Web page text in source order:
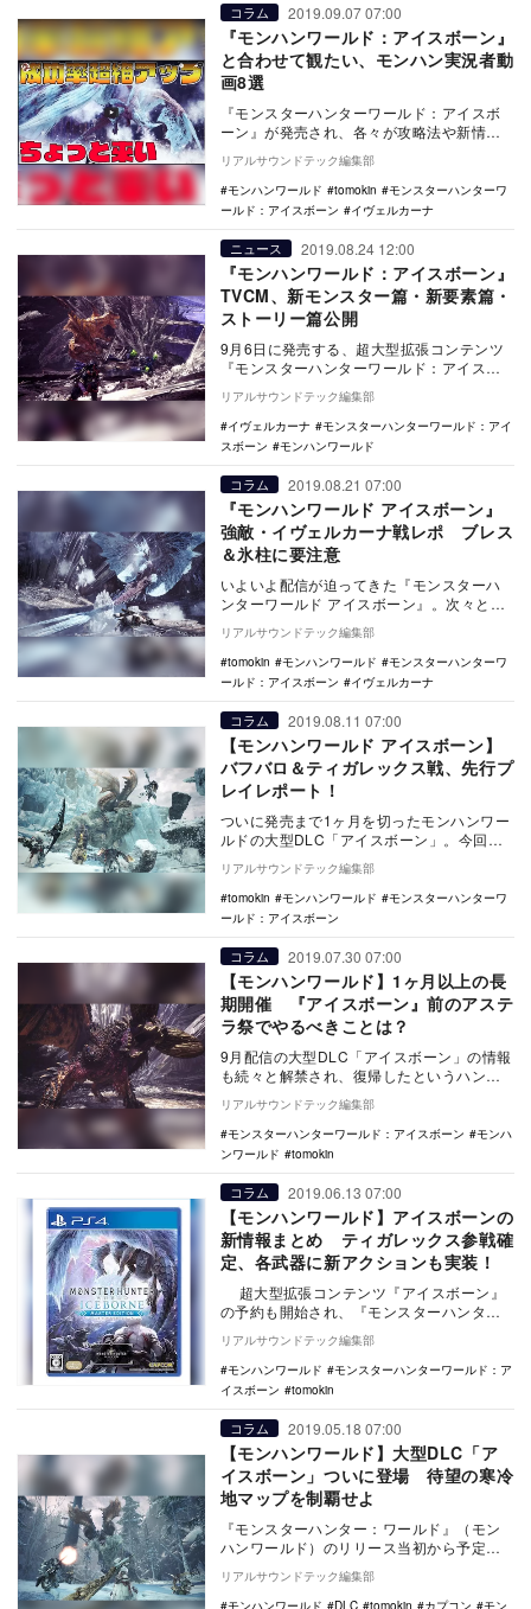
コラム 2019.09.07 07:00
『モンハンワールド：アイスボーン』
と合わせて観たい、モンハン実況者動
画8選
『モンスターハンターワールド：アイスボ
ーン』が発売され、各々が攻略法や新情報
を探しているであろう現在。本稿では、自
身もプレイヤー…
リアルサウンドテック編集部
モンハンワールド
tomokin
モンスターハンターワ
ールド：アイスボーン
イヴェルカーナ
ニュース 2019.08.24 12:00
『モンハンワールド：アイスボーン』
TVCM、新モンスター篇・新要素篇・
ストーリー篇公開
9月6日に発売する、超大型拡張コンテンツ
『モンスターハンターワールド：アイスボ
ーン』について、本日8月24日より
TVCM「新モン…
リアルサウンドテック編集部
イヴェルカーナ
モンスターハンターワールド：アイ
スボーン
モンハンワールド
コラム 2019.08.21 07:00
『モンハンワールド アイスボーン』
強敵・イヴェルカーナ戦レポ ブレス
＆氷柱に要注意
いよいよ配信が迫ってきた『モンスターハ
ンターワールド アイスボーン』。次々と新
システムや新装備のお披露目もされている
が、やはり新…
リアルサウンドテック編集部
tomokin
モンハンワールド
モンスターハンターワ
ールド：アイスボーン
イヴェルカーナ
コラム 2019.08.11 07:00
【モンハンワールド アイスボーン】
バフバロ＆ティガレックス戦、先行プ
レイレポート！
ついに発売まで1ヶ月を切ったモンハンワー
ルドの大型DLC「アイスボーン」。今回は
アイスボーンで新たに登場するモンスター
をいち早く…
リアルサウンドテック編集部
tomokin
モンハンワールド
モンスターハンターワ
ールド：アイスボーン
コラム 2019.07.30 07:00
【モンハンワールド】1ヶ月以上の長
期開催 『アイスボーン』前のアステ
ラ祭でやるべきことは？
9月配信の大型DLC「アイスボーン」の情報
も続々と解禁され、復帰したというハンタ
ーも多いであろう『モンハンワールド』。
今回はそん…
リアルサウンドテック編集部
モンスターハンターワールド：アイスボーン
モンハ
ンワールド
tomokin
コラム 2019.06.13 07:00
【モンハンワールド】アイスボーンの
新情報まとめ ティガレックス参戦確
定、各武器に新アクションも実装！
超大型拡張コンテンツ『アイスボーン』
の予約も開始され、『モンスターハンタ
ー：ワールド』（モンハンワールド）への
復帰に向けて、…
リアルサウンドテック編集部
モンハンワールド
モンスターハンターワールド：ア
イスボーン
tomokin
コラム 2019.05.18 07:00
【モンハンワールド】大型DLC「ア
イスボーン」ついに登場 待望の寒冷
地マップを制覇せよ
『モンスターハンター：ワールド』（モン
ハンワールド）のリリース当初から予定さ
れていた過去作の “G級” 相当の難易度を追
加する大…
リアルサウンドテック編集部
モンハンワールド
DLC tomokin カプコン モン